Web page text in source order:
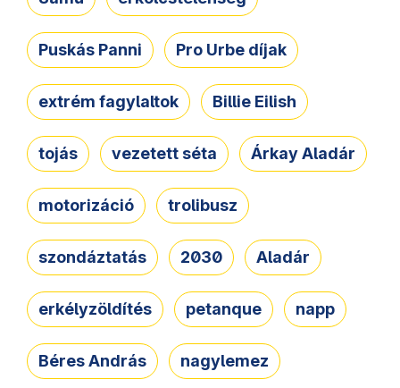
Puskás Panni Pro Urbe díjak
extrém fagylaltok Billie Eilish
tojás vezetett séta Árkay Aladár
motorizáció trolibusz
szondáztatás 2030 Aladár
erkélyzöldítés petanque napp
Béres András nagylemez